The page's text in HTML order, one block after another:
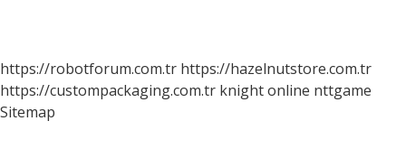
https://robotforum.com.tr https://hazelnutstore.com.tr
https://custompackaging.com.tr knight online nttgame
Sitemap